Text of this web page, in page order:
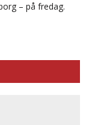
– på fredag.